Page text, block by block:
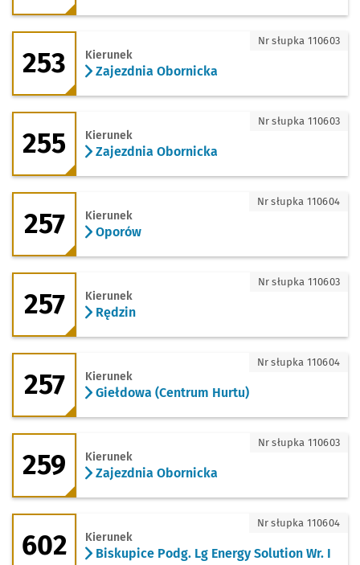
253 - kierunek Zajezdnia Obornicka
253 Kierunek
Zajezdnia Obornicka
Nr słupka 110603
255 - kierunek Zajezdnia Obornicka
255 Kierunek
Zajezdnia Obornicka
Nr słupka 110603
257 - kierunek Oporów
257 Kierunek
Oporów
Nr słupka 110604
257 - kierunek Rędzin
257 Kierunek
Rędzin
Nr słupka 110603
257 - kierunek Giełdowa (Centrum
257 Kierunek
Giełdowa (Centrum Hurtu)
Nr słupka 110604
259 - kierunek Zajezdnia Obornicka
259 Kierunek
Zajezdnia Obornicka
Nr słupka 110603
602 - kierunek Biskupice Podg. Lg
602 Kierunek
Biskupice Podg. Lg Energy Solution Wr. I
Nr słupka 110604